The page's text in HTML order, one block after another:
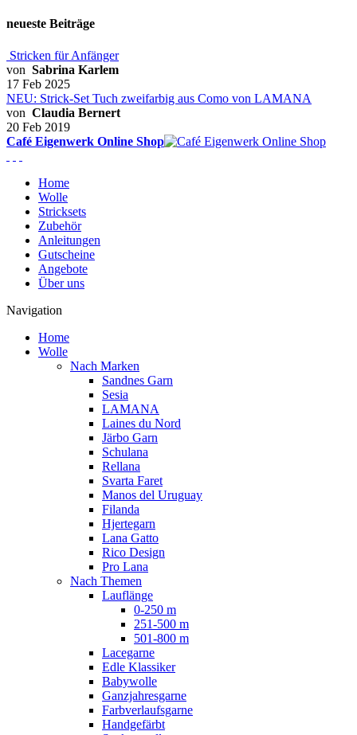
neueste Beiträge
Stricken für Anfänger
von Sabrina Karlem
17 Feb 2025
NEU: Strick-Set Tuch zweifarbig aus Como von LAMANA
von Claudia Bernert
20 Feb 2019
Café Eigenwerk Online Shop
Home
Wolle
Stricksets
Zubehör
Anleitungen
Gutscheine
Angebote
Über uns
Navigation
Home
Wolle
Nach Marken
Sandnes Garn
Sesia
LAMANA
Laines du Nord
Järbo Garn
Schulana
Rellana
Svarta Faret
Manos del Uruguay
Filanda
Hjertegarn
Lana Gatto
Rico Design
Pro Lana
Nach Themen
Lauflänge
0-250 m
251-500 m
501-800 m
Lacegarne
Edle Klassiker
Babywolle
Ganzjahresgarne
Farbverlaufsgarne
Handgefärbt